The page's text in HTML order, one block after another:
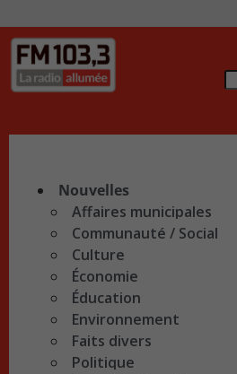
Nouvelles
Affaires municipales
Communauté / Social
Culture
Économie
Éducation
Environnement
Faits divers
Politique